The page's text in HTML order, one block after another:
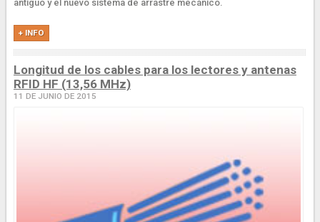
antiguo y el nuevo sistema de arrastre mecánico.
+ INFO
Longitud de los cables para los lectores y antenas
RFID HF (13,56 MHz)
11 DE JUNIO DE 2015